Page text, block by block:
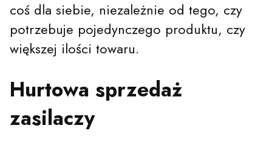
coś dla siebie, niezależnie od tego, czy
potrzebuje pojedynczego produktu, czy
większej ilości towaru.
Hurtowa sprzedaż
zasilaczy